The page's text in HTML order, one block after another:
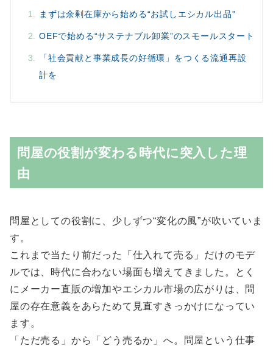
まずは余剰在庫から始める“お試しエシカル出品”
OEFで始める“サステナブル卸業”のスモールスタート
「社会貢献と事業成長の好循環」をつくる流通再設
計を
問屋の役割が変わる時代に突入した理
由
問屋としての役割に、少しずつ“変化の風”が吹いていま
す。
これまで当たり前だった「仕入れて売る」だけのモデ
ルでは、時代に合わない場面も増えてきました。とく
にメーカー直販の増加やエシカル市場の広がりは、問
屋の存在意義をあらためて見直すきっかけになってい
ます。
「ただ売る」から「どう売るか」へ。問屋という仕事